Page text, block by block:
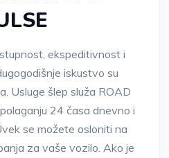
ekspeditivnost i
iskustvo su
Usluge šlep služa ROAD
24 časa dnevno i
se možete osloniti na
za vaše vozilo. Ako je